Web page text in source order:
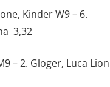
Kinder W9 – 6.
3,32
– 2. Gloger, Luca